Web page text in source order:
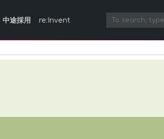
中途採用 re:Invent